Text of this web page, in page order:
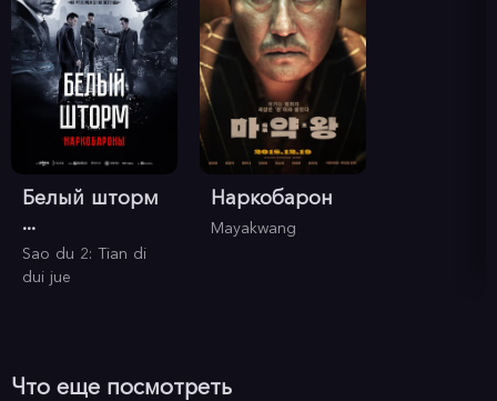
Белый шторм
...
Sao du 2: Tian di
dui jue
Наркобарон
Mayakwang
Что еще посмотреть